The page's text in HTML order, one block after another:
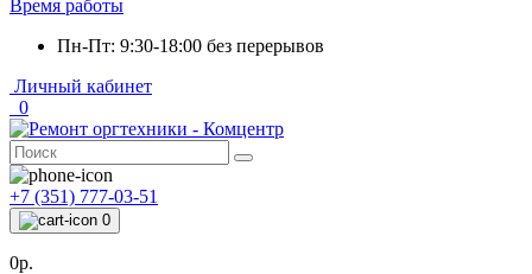
Время работы
Пн-Пт: 9:30-18:00 без перерывов
Личный кабинет
0
+7 (351) 777-03-51
0
0р.